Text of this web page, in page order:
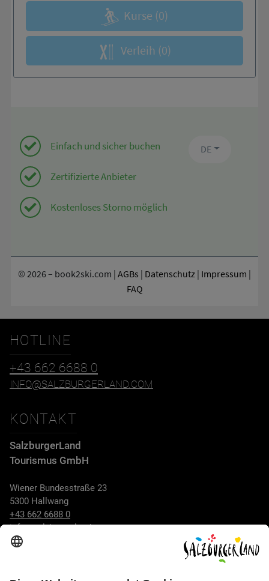
HOTLINE
+43 662 6688 0
INFO@SALZBURGERLAND.COM
KONTAKT
SalzburgerLand
Tourismus GmbH
Wiener Bundesstraße 23
5300 Hallwang
+43 662 6688 0
info@salzburgerland.com